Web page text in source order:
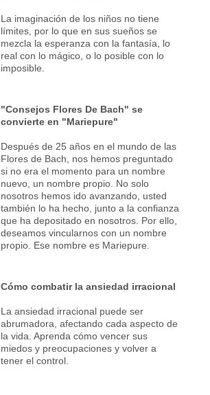
La imaginación de los niños no tiene
límites, por lo que en sus sueños se
mezcla la esperanza con la fantasía, lo
real con lo mágico, o lo posible con lo
imposible.
"Consejos Flores De Bach" se
convierte en "Mariepure"
Después de 25 años en el mundo de las
Flores de Bach, nos hemos preguntado
si no era el momento para un nombre
nuevo, un nombre propio. No solo
nosotros hemos ido avanzando, usted
también lo ha hecho, junto a la confianza
que ha depositado en nosotros. Por ello,
deseamos vincularnos con un nombre
propio. Ese nombre es Mariepure.
Cómo combatir la ansiedad irracional
La ansiedad irracional puede ser
abrumadora, afectando cada aspecto de
la vida. Aprenda cómo vencer sus
miedos y preocupaciones y volver a
tener el control.